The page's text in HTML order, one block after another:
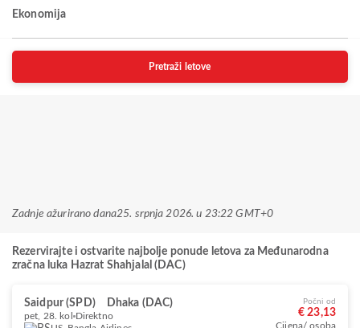
Ekonomija
Pretraži letove
Zadnje ažurirano dana25. srpnja 2026. u 23:22 GMT+0
Rezervirajte i ostvarite najbolje ponude letova za Međunarodna
zračna luka Hazrat Shahjalal (DAC)
Saidpur (SPD) Dhaka (DAC)
pet, 28. kol Direktno
Počni od
€ 23,13
Cijena/ osoba